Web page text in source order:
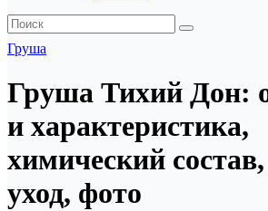
Груша
Груша Тихий Дон:
и характеристика,
химический
уход, фото